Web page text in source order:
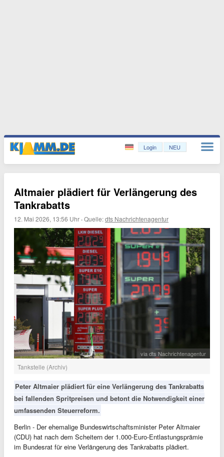
Login NEU
Altmaier plädiert für Verlängerung des
Tankrabatts
12. Mai 2026, 13:56 Uhr ·Quelle:dts Nachrichtenagentur
via dts Nachrichtenagentur
Tankstelle (Archiv)
Peter Altmaier plädiert für eine Verlängerung des Tankrabatts
bei fallenden Spritpreisen und betont die Notwendigkeit einer
umfassenden Steuerreform.
Berlin - Der ehemalige Bundeswirtschaftsminister Peter Altmaier
(CDU) hat nach dem Scheitern der 1.000-Euro-Entlastungsprämie
im Bundesrat für eine Verlängerung des Tankrabatts plädiert.